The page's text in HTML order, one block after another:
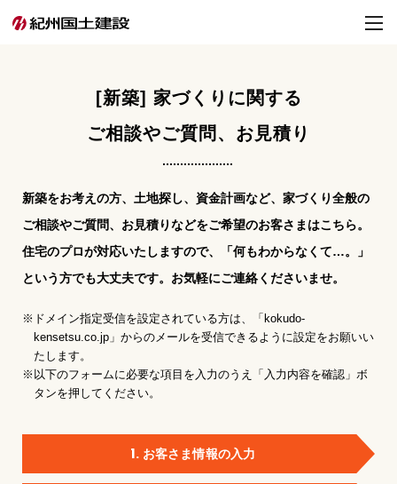
[新築] 家づくりに関する
ご相談やご質問、お見積り
新築をお考えの方、土地探し、資金計画など、家づくり全般の
ご相談やご質問、 お見積りなどをご希望のお客さまはこちら。
住宅のプロが対応いたしますので、
「何もわからなくて…。」
という方でも大丈夫です。お気軽にご連絡くださいませ。
ドメイン指定受信を設定されている方は、「kokudo-
kensetsu.co.jp」からのメールを受信できるように設定をお願いい
たします。
以下のフォームに必要な項目を入力のうえ「入力内容を確認」ボ
タンを押してください。
1.お客さま情報の入力